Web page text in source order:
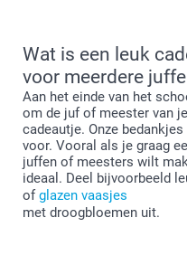
Wat is een leuk
voor meerdere
Aan het einde van het
om de juf of meester van
cadeautje. Onze
voor. Vooral als je graag
juffen of meesters wilt
ideaal. Deel bijvoorbeeld
of glazen vaasjes
met droogbloemen uit.